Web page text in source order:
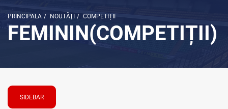
PRINCIPALA / NOUTĂŢI / COMPETIȚII
FEMININ(COMPETIȚII)
SIDEBAR